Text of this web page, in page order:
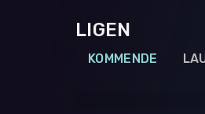
LIGEN
KOMMENDE